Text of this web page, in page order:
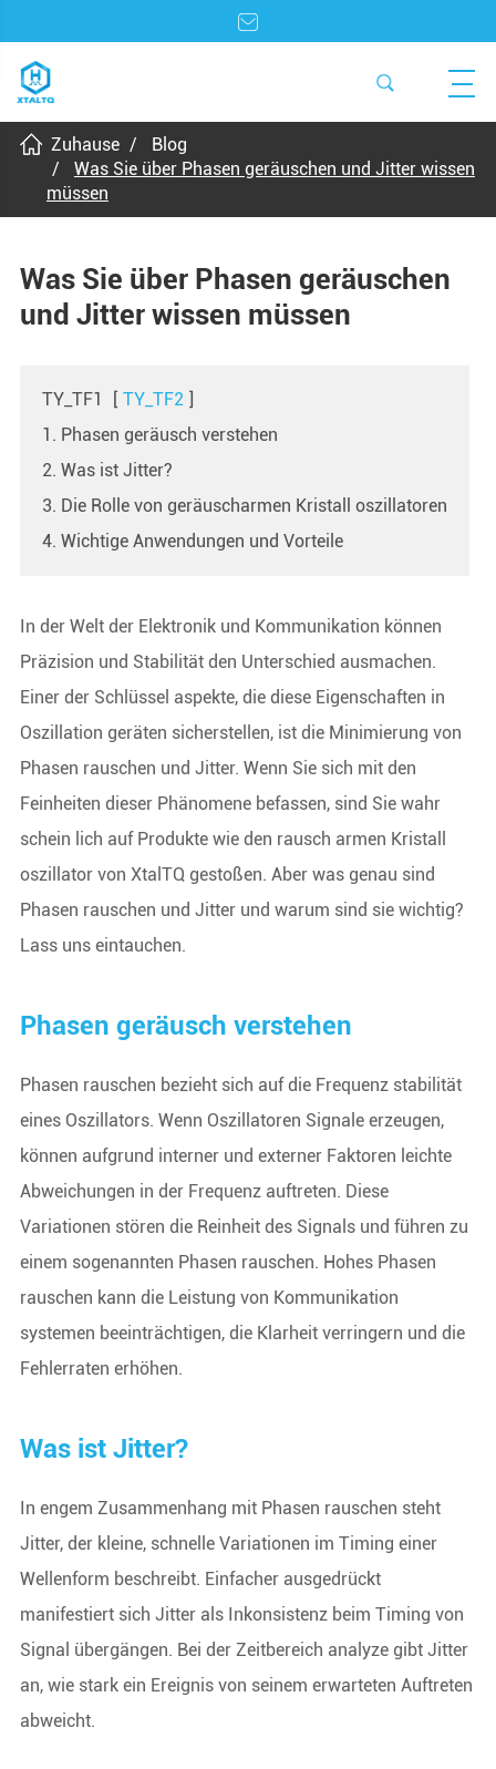
Zuhause
Blog
Was Sie über Phasen geräuschen und Jitter wissen
müssen
Was Sie über Phasen geräuschen
und Jitter wissen müssen
TY_TF1 [ TY_TF2 ]
1. Phasen geräusch verstehen
2. Was ist Jitter?
3. Die Rolle von geräuscharmen Kristall oszillatoren
4. Wichtige Anwendungen und Vorteile
In der Welt der Elektronik und Kommunikation können
Präzision und Stabilität den Unterschied ausmachen.
Einer der Schlüssel aspekte, die diese Eigenschaften in
Oszillation geräten sicherstellen, ist die Minimierung von
Phasen rauschen und Jitter. Wenn Sie sich mit den
Feinheiten dieser Phänomene befassen, sind Sie wahr
schein lich auf Produkte wie den rausch armen Kristall
oszillator von XtalTQ gestoßen. Aber was genau sind
Phasen rauschen und Jitter und warum sind sie wichtig?
Lass uns eintauchen.
Phasen geräusch verstehen
Phasen rauschen bezieht sich auf die Frequenz stabilität
eines Oszillators. Wenn Oszillatoren Signale erzeugen,
können aufgrund interner und externer Faktoren leichte
Abweichungen in der Frequenz auftreten. Diese
Variationen stören die Reinheit des Signals und führen zu
einem sogenannten Phasen rauschen. Hohes Phasen
rauschen kann die Leistung von Kommunikation
systemen beeinträchtigen, die Klarheit verringern und die
Fehlerraten erhöhen.
Was ist Jitter?
In engem Zusammenhang mit Phasen rauschen steht
Jitter, der kleine, schnelle Variationen im Timing einer
Wellenform beschreibt. Einfacher ausgedrückt
manifestiert sich Jitter als Inkonsistenz beim Timing von
Signal übergängen. Bei der Zeitbereich analyze gibt Jitter
an, wie stark ein Ereignis von seinem erwarteten Auftreten
abweicht.